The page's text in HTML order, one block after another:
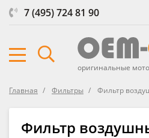
7 (495) 724 81 90
оригинальные
Главная Фильтры Фильтр
Фильтр